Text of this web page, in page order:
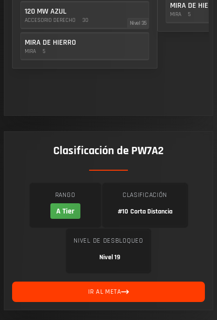
120 MW AZUL
ACCESORIO DERECHO 30 Nivel 35
MIRA DE HIERRO
MIRA 5
MIRA DE
MIRA 5
Clasificación de PW7A2
RANGO
A Tier
CLASIFICACIÓN
#10 Corta Distancia
NIVEL DE DESBLOQUEO
Nivel 19
IR AL META